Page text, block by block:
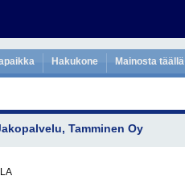
Hakukone Mainosta täällä
Tamminen Oy